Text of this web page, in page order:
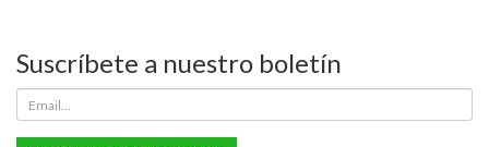
Suscríbete a nuestro boletín